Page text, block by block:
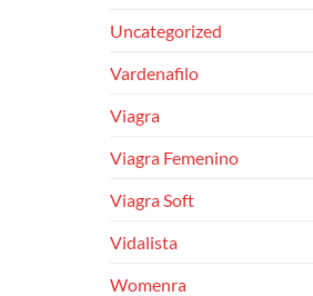
Uncategorized
Vardenafilo
Viagra
Viagra Femenino
Viagra Soft
Vidalista
Womenra